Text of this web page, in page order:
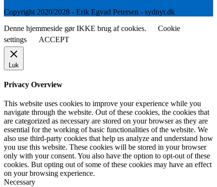
Copyright 2020/2028 - Erik Egvad Petersen - sydnyt.dk
Denne hjemmeside gør IKKE brug af cookies.
Cookie
settings
ACCEPT
Luk
Privacy Overview
This website uses cookies to improve your experience while you
navigate through the website. Out of these cookies, the cookies that
are categorized as necessary are stored on your browser as they are
essential for the working of basic functionalities of the website. We
also use third-party cookies that help us analyze and understand how
you use this website. These cookies will be stored in your browser
only with your consent. You also have the option to opt-out of these
cookies. But opting out of some of these cookies may have an effect
on your browsing experience.
Necessary